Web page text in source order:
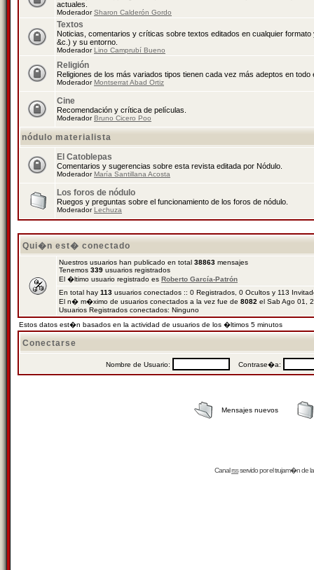
actuales.
ModeradorSharon Calderón Gordo
Textos
Noticias, comentarios y críticas sobre textos editados en cualquier
&c.) y su entorno.
ModeradorLino Camprubí Bueno
Religión
Religiones de los más variados tipos tienen cada vez más adeptos en todo
ModeradorMontserrat Abad Ortiz
Cine
Recomendación y crítica de películas.
ModeradorBruno Cicero Poo
nódulo materialista
El Catoblepas
Comentarios y sugerencias sobre esta revista editada por Nódulo.
ModeradorMaría Santillana Acosta
Los foros de nódulo
Ruegos y preguntas sobre el funcionamiento de los foros de nódulo.
ModeradorLechuza
Qui�n est� conectado
Nuestros usuarios han publicado en total 38863 mensajes
Tenemos 339 usuarios registrados
El �ltimo usuario registrado es Roberto García-Patrón
En total hay 113 usuarios conectados :: 0 Registrados, 0 Ocultos y 113
El n� m�ximo de usuarios conectados a la vez fue de 8082 el Sab Ago 01,
Usuarios Registrados conectados: Ninguno
Estos datos est�n basados en la actividad de usuarios de los �ltimos 5 minutos
Conectarse
Nombre de Usuario: Contrase�a:
Mensajes nuevos
Canalrssservido por eltrujam�nde